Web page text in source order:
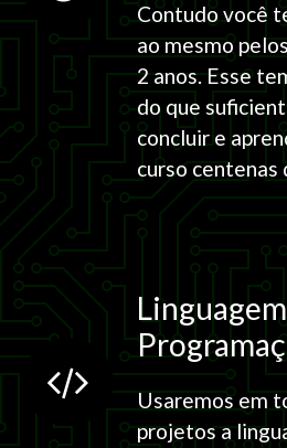
Contudo você
ao mesmo
2 anos. Esse
do que
concluir e
curso centenas
Usaremos em
projetos a